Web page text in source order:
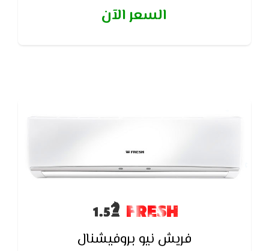
المكيف وعدم اتلفها من الاطفال
السعر الآن
FRESH
فريش نيو بروفيشنال